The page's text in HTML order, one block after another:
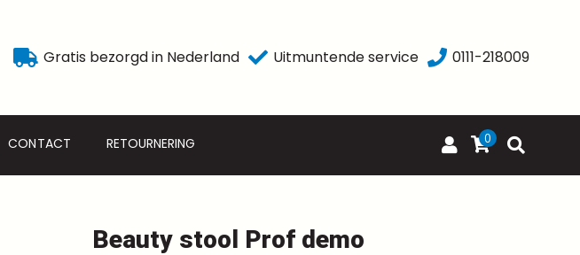
Gratis bezorgd in Nederland Uitmuntende service 0111-218009
CONTACT RETOURNERING 0
Beauty stool Prof demo